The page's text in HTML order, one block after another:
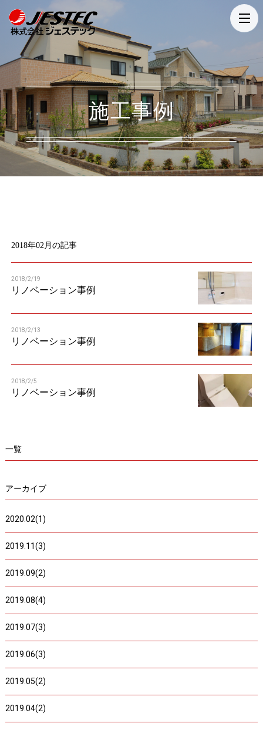
施工事例
2018年02月の記事
2018/2/19
リノベーション事例
2018/2/13
リノベーション事例
2018/2/5
リノベーション事例
一覧
アーカイブ
2020.02(1)
2019.11(3)
2019.09(2)
2019.08(4)
2019.07(3)
2019.06(3)
2019.05(2)
2019.04(2)
t
o
g
l
e
n
a
i
n